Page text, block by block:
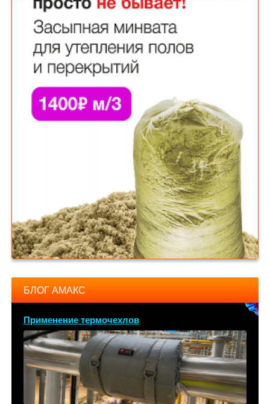
БЛОГ АМАКС
Применение термочехлов